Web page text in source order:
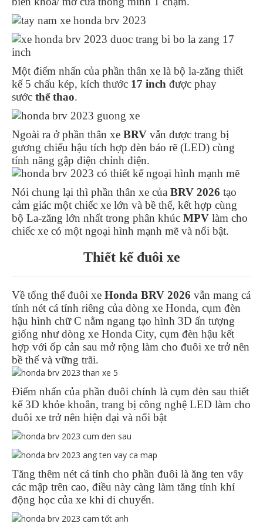
Một điểm nhấn của phần thân xe là bộ la-zăng thiết
kế 5 chấu kép, kích thước 17 inch được phay
sước thể thao.
Ngoài ra ở phần thân xe BRV vẫn được trang bị
gương chiếu hậu tích hợp đèn báo rẽ (LED) cùng
tính năng gập điện chỉnh điện.
Nói chung lại thì phần thân xe của BRV 2026 tạo
cảm giác một chiếc xe lớn và bề thế, kết hợp cùng
bộ La-zăng lớn nhất trong phân khúc MPV làm cho
chiếc xe có một ngoại hình mạnh mẽ và nổi bật.
Thiết kế đuôi xe
Về tổng thể đuôi xe Honda BRV 2026 vẫn mang cá
tính nét cá tính riêng của dòng xe Honda, cụm đèn
hậu hình chữ C nằm ngang tạo hình 3D ấn tượng
giống như dòng xe Honda City, cụm đèn hậu kết
hợp với ốp cản sau mở rộng làm cho đuôi xe trở nên
bề thế và vững trãi.
Điểm nhấn của phần đuôi chính là cụm đèn sau thiết
kế 3D khỏe khoắn, trang bị công nghệ LED làm cho
đuôi xe trở nên hiện đại và nổi bật
Tăng thêm nét cá tính cho phần đuôi là ăng ten vây
các mập trên cao, điều này càng làm tăng tính khí
động học của xe khi di chuyển.